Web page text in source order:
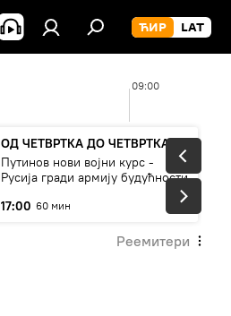
09:00
ОД ЧЕТВРТКА ДО ЧЕТВРТКА
Путинов нови војни курс -
Русија гради армију будућности
17:00 60 мин
Реемитери